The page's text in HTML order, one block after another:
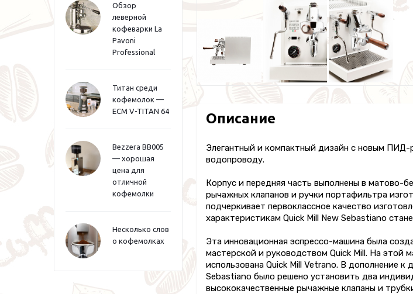
Обзор
леверной
кофеварки La
Pavoni
Professional
Титан среди
кофемолок —
ECM V-TITAN 64
Bezzera BB005
— хорошая
цена для
отличной
кофемолки
Несколько слов
о кофемолках
Описание
Элегантный и компактный дизайн с новым
водопроводу.
Корпус и передняя часть выполнены в матово-
рычажных клапанов и ручки портафильтра
подчеркивает первоклассное качество
характеристикам Quick Mill New Sebastiano
Эта инновационная эспрессо-машина была
мастерской и руководством Quick Mill. На этой
использована Quick Mill Vetrano. В дополнение
Sebastiano было решено установить два
высококачественные рычажные клапаны и